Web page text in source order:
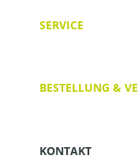
SERVICE
BESTELLUNG &
KONTAKT